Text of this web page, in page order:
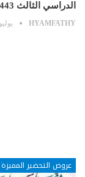
الدراسي الثالث 1443 هـ
HYAMFATHY يوليو 2, 2021
عروض التحضير المميزة